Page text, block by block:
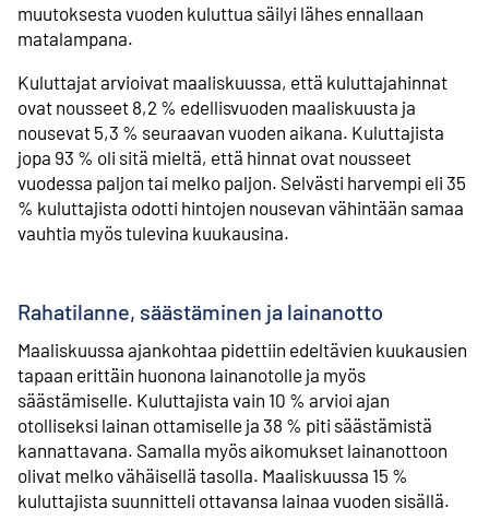
muutoksesta vuoden kuluttua säilyi lähes ennallaan
matalampana.
Kuluttajat arvioivat maaliskuussa, että kuluttajahinnat
ovat nousseet 8,2 % edellisvuoden maaliskuusta ja
nousevat 5,3 % seuraavan vuoden aikana. Kuluttajista
jopa 93 % oli sitä mieltä, että hinnat ovat nousseet
vuodessa paljon tai melko paljon. Selvästi harvempi eli 35
% kuluttajista odotti hintojen nousevan vähintään samaa
vauhtia myös tulevina kuukausina.
Rahatilanne, säästäminen ja lainanotto
Maaliskuussa ajankohtaa pidettiin edeltävien kuukausien
tapaan erittäin huonona lainanotolle ja myös
säästämiselle. Kuluttajista vain 10 % arvioi ajan
otolliseksi lainan ottamiselle ja 38 % piti säästämistä
kannattavana. Samalla myös aikomukset lainanottoon
olivat melko vähäisellä tasolla. Maaliskuussa 15 %
kuluttajista suunnitteli ottavansa lainaa vuoden sisällä.